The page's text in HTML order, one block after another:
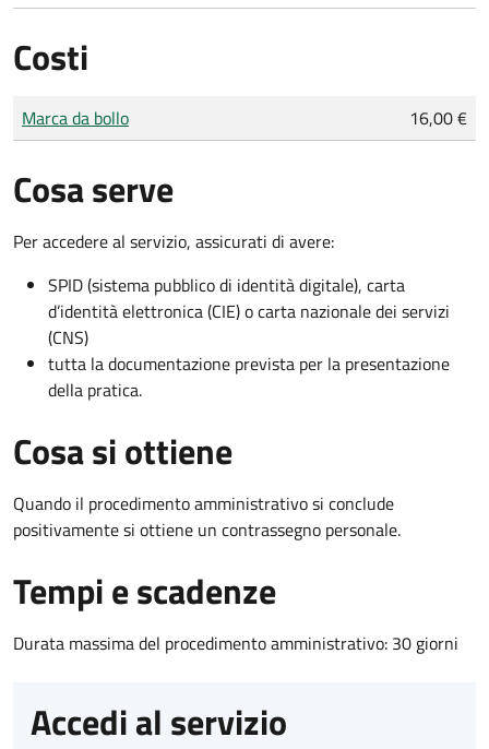
Costi
Tipo di pagamento
Importo
Marca da bollo 16,00 €
Cosa serve
Per accedere al servizio, assicurati di avere:
SPID (sistema pubblico di identità digitale), carta
d’identità elettronica (CIE) o carta nazionale dei servizi
(CNS)
tutta la documentazione prevista per la presentazione
della pratica.
Cosa si ottiene
Quando il procedimento amministrativo si conclude
positivamente si ottiene un contrassegno personale.
Tempi e scadenze
Durata massima del procedimento amministrativo: 30 giorni
Accedi al servizio